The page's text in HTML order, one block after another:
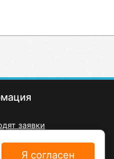
заявки
Я согласен